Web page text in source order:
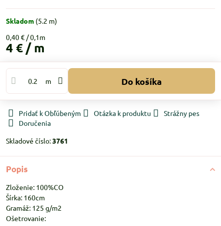
Skladom (5.2 m)
0,40 €
4 € / m
m Do košíka
Pridať k Obľúbeným Otázka k produktu
Strážny pes
Doručenia
Skladové číslo:3761
Popis
Zloženie: 100%CO
Šírka: 160cm
Gramáž: 125 g/m2
Ošetrovanie: